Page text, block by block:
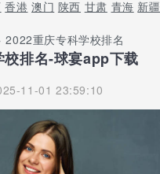
香港 澳门 陕西 甘肃 青海 新疆
2022重庆专科学校排名
排名-球宴app下载
11-01 23:59:10